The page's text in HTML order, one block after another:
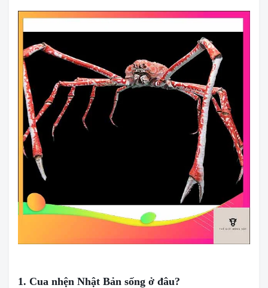
1. Cua nhện Nhật Bản sống ở đâu?